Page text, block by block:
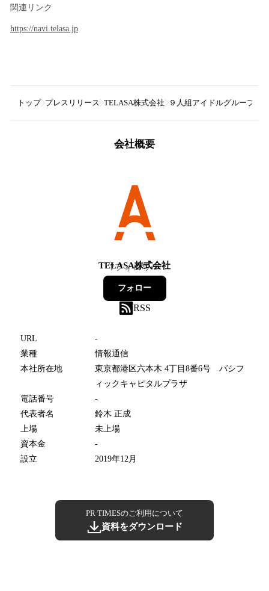
関連リンク
https://navi.telasa.jp
トップ プレスリリース TELASA株式会社 ９人組アイドルグループ・
会社概要
TELASA株式会社
7フォロワー
フォロー
RSS
URL
-
業種
情報通信
本社所在地
東京都港区六本木 4丁目8番6号 パシフ
ィックキャピタルプラザ
電話番号
-
代表者名
鈴木 正成
上場
未上場
資本金
-
設立
2019年12月
PR TIMESのご利用について
資料をダウンロード